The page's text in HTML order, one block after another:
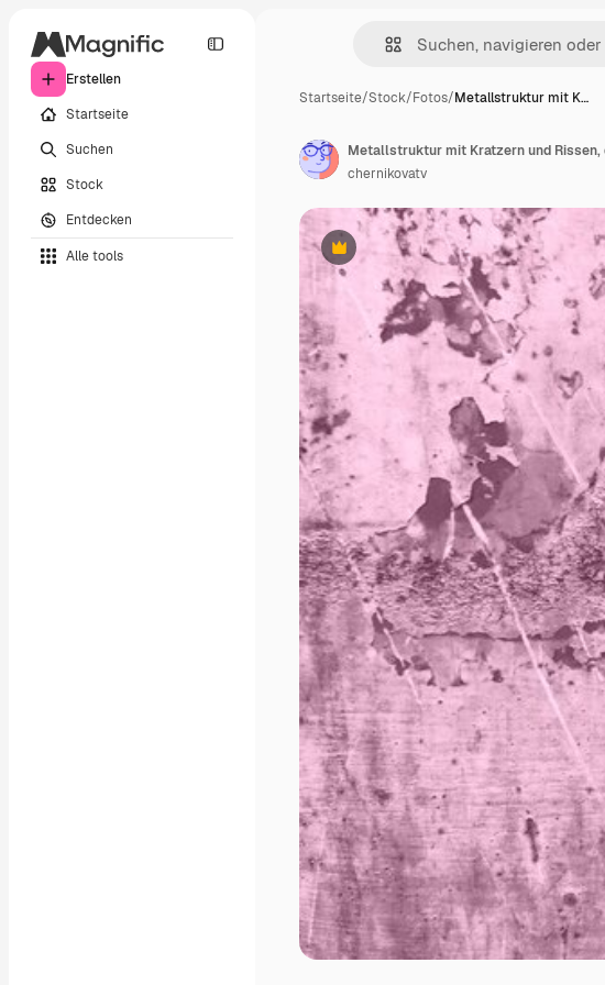
Erstellen
Startseite
Suchen
Stock
Entdecken
Alle tools
Startseite/Stock/Fotos/Metallstruktur mit K…
Premium
chernikovatv